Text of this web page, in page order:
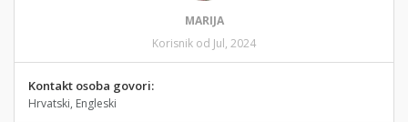
MARIJA
Korisnik od Jul, 2024
Kontakt osoba govori:
Hrvatski, Engleski